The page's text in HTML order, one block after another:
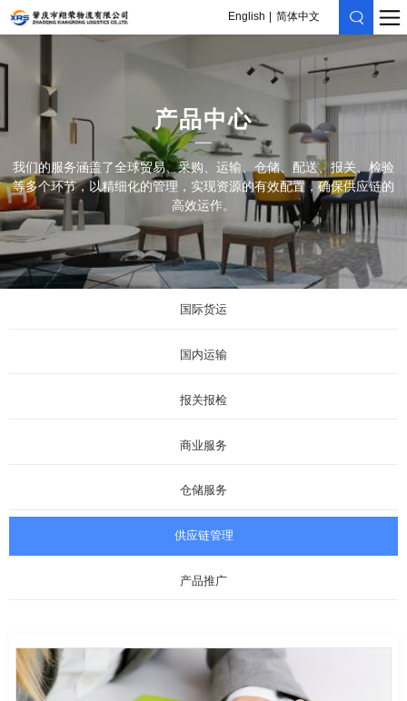
English 简体中文
产品中心
我们的服务涵盖了全球贸易、采购、运输、仓储、配送、报关、检验
等多个环节，以精细化的管理，实现资源的有效配置，确保供应链的
高效运作。
国际货运
国内运输
报关报检
商业服务
仓储服务
供应链管理
产品推广